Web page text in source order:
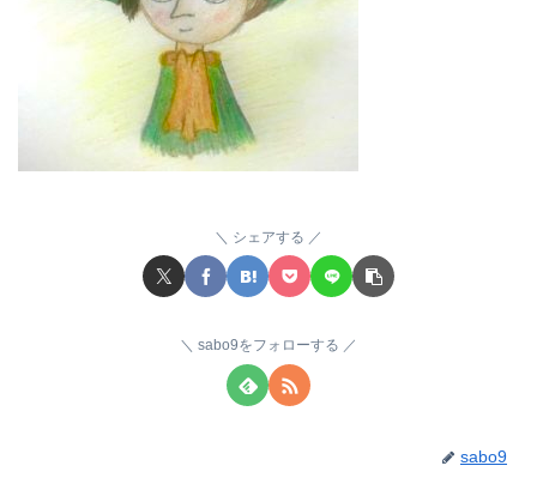
シェアする
sabo9をフォローする
sabo9